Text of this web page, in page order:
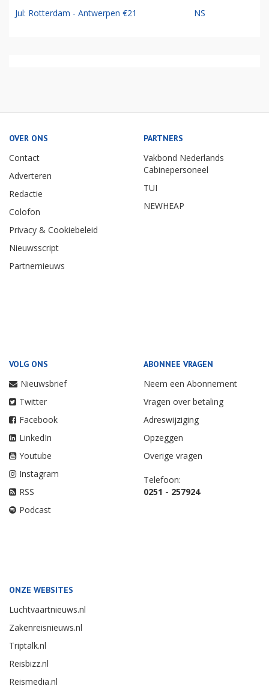
Jul: Rotterdam - Antwerpen €21 NS
OVER ONS
Contact
Adverteren
Redactie
Colofon
Privacy & Cookiebeleid
Nieuwsscript
Partnernieuws
PARTNERS
Vakbond Nederlands
Cabinepersoneel
TUI
NEWHEAP
VOLG ONS
Nieuwsbrief
Twitter
Facebook
LinkedIn
Youtube
Instagram
RSS
Podcast
ABONNEE VRAGEN
Neem een Abonnement
Vragen over betaling
Adreswijziging
Opzeggen
Overige vragen
Telefoon:
0251 - 257924
ONZE WEBSITES
Luchtvaartnieuws.nl
Zakenreisnieuws.nl
Triptalk.nl
Reisbizz.nl
Reismedia.nl